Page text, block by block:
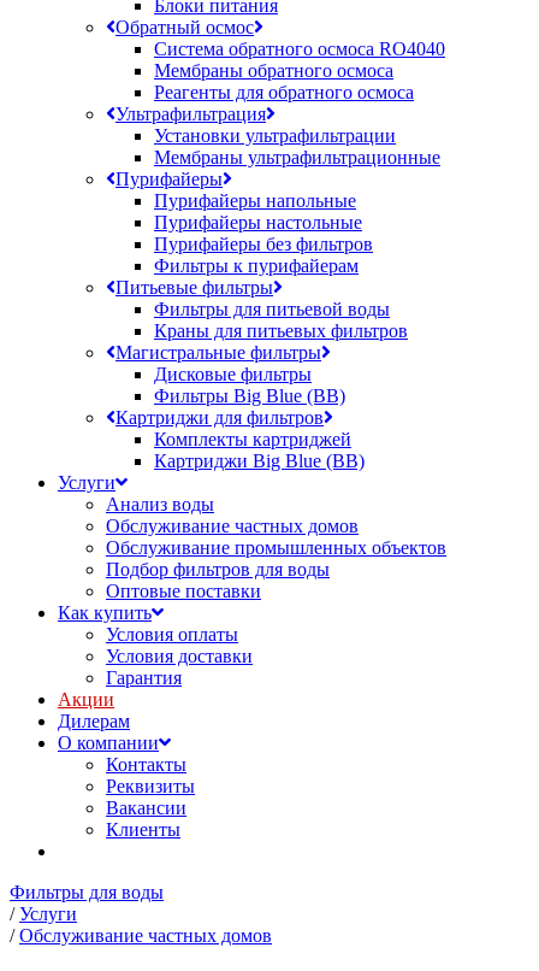
Блоки питания
Обратный осмос
Система обратного осмоса RO4040
Мембраны обратного осмоса
Реагенты для обратного осмоса
Ультрафильтрация
Установки ультрафильтрации
Мембраны ультрафильтрационные
Пурифайеры
Пурифайеры напольные
Пурифайеры настольные
Пурифайеры без фильтров
Фильтры к пурифайерам
Питьевые фильтры
Фильтры для питьевой воды
Краны для питьевых фильтров
Магистральные фильтры
Дисковые фильтры
Фильтры Big Blue (BB)
Картриджи для фильтров
Комплекты картриджей
Картриджи Big Blue (BB)
Услуги
Анализ воды
Обслуживание частных домов
Обслуживание промышленных объектов
Подбор фильтров для воды
Оптовые поставки
Как купить
Условия оплаты
Условия доставки
Гарантия
Акции
Дилерам
О компании
Контакты
Реквизиты
Вакансии
Клиенты
Фильтры для воды
/ Услуги
/ Обслуживание частных домов